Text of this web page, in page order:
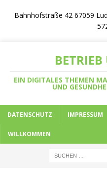
Bahnhofstraße 42 67059
EIN DIGITALES THEMEN
UND
DATENSCHUTZ IMPRESSUM
WILLKOMMEN